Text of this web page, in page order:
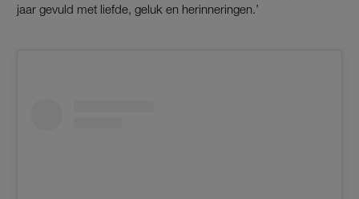
jaar gevuld met liefde, geluk en herinneringen.’